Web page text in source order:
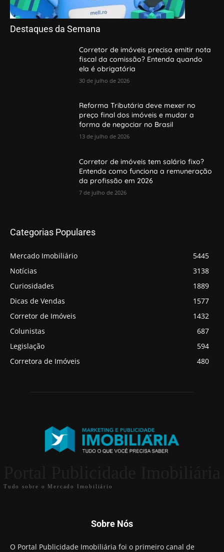
Destaques da Semana
Corretor de imóveis precisa emitir nota
fiscal da comissão? Entenda quando
ela é obrigatória
30 de julho de 2026
Reforma Tributária deve mexer no
preço final dos imóveis e mudar a
forma de negociar no Brasil
13 de julho de 2026
Corretor de imóveis tem salário fixo?
Entenda como funciona a remuneração
da profissão em 2026
7 de julho de 2026
Categorias Populares
Mercado Imobiliário
5445
Notícias
3138
Curiosidades
1889
Dicas de Vendas
1577
Corretor de Imóveis
1432
Colunistas
687
Legislação
594
Corretora de Imóveis
480
Tudo sobre o Mercado Imobiliário
Sobre Nós
O Portal Publicidade Imobiliária foi o primeiro canal de